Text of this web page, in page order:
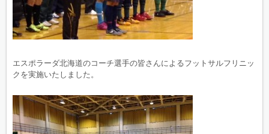
エスポラーダ北海道のコーチ選手の皆さんによるフットサルフリニッ
クを実施いたしました。